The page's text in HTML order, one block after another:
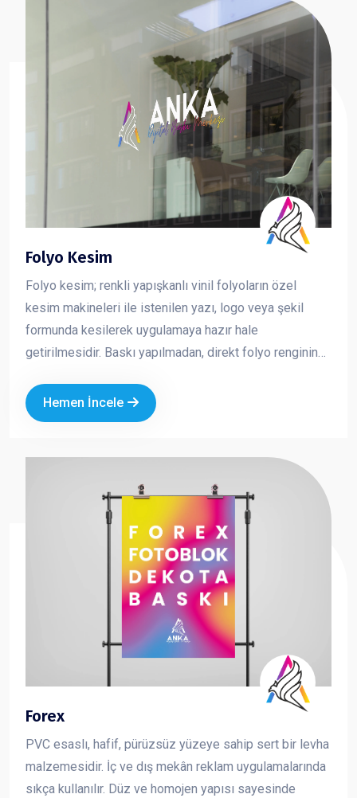
Folyo Kesim
Folyo kesim; renkli yapışkanlı vinil folyoların özel
kesim makineleri ile istenilen yazı, logo veya şekil
formunda kesilerek uygulamaya hazır hale
getirilmesidir. Baskı yapılmadan, direkt folyo renginin
görünüm sunar. Özellikle cam, vitrin, araç ve tabela
uygulamalarında tercih edilen folyo kesim, markanızın
Hemen İncele
Forex
PVC esaslı, hafif, pürüzsüz yüzeye sahip sert bir levha
malzemesidir. İç ve dış mekân reklam uygulamalarında
sıkça kullanılır. Düz ve homojen yapısı sayesinde